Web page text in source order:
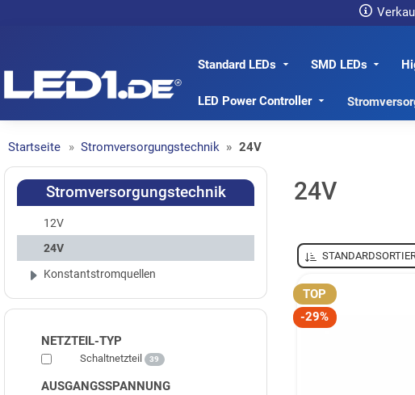
LED1.de® - Fachhandel
Standard LEDs SMD LEDs
LED Power Controller
Startseite Stromversorgungstechnik 24V
24V
TOP
-29%
Stromversorgungstechnik
12V
24V
Konstantstromquellen
NETZTEIL-TYP
Schaltnetzteil 39
AUSGANGSSPANNUNG